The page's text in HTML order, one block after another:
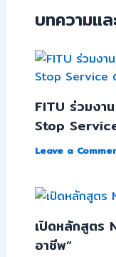
บทความแ
FITU ร่วมง
Stop
Leave a
เปิดหลักสูตร
อาชีพ”